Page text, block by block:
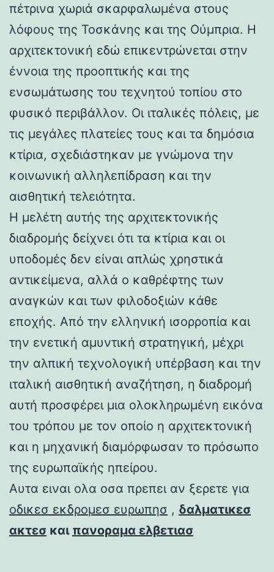
πέτρινα χωριά σκαρφαλωμένα στους
λόφους της Τοσκάνης και της Ούμπρια. Η
αρχιτεκτονική εδώ επικεντρώνεται στην
έννοια της προοπτικής και της
ενσωμάτωσης του τεχνητού τοπίου στο
φυσικό περιβάλλον. Οι ιταλικές πόλεις, με
τις μεγάλες πλατείες τους και τα δημόσια
κτίρια, σχεδιάστηκαν με γνώμονα την
κοινωνική αλληλεπίδραση και την
αισθητική τελειότητα.
Η μελέτη αυτής της αρχιτεκτονικής
διαδρομής δείχνει ότι τα κτίρια και οι
υποδομές δεν είναι απλώς χρηστικά
αντικείμενα, αλλά ο καθρέφτης των
αναγκών και των φιλοδοξιών κάθε
εποχής. Από την ελληνική ισορροπία και
την ενετική αμυντική στρατηγική, μέχρι
την αλπική τεχνολογική υπέρβαση και την
ιταλική αισθητική αναζήτηση, η διαδρομή
αυτή προσφέρει μια ολοκληρωμένη εικόνα
του τρόπου με τον οποίο η αρχιτεκτονική
και η μηχανική διαμόρφωσαν το πρόσωπο
της ευρωπαϊκής ηπείρου.
Αυτα ειναι ολα οσα πρεπει αν ξερετε για
οδικεσ εκδρομεσ ευρωπησ , δαλματικεσ
ακτεσ και πανοραμα ελβετιασ